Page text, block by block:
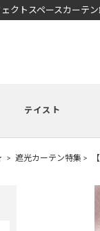
クトスペースカーテン
テイスト
遮光カーテン特集